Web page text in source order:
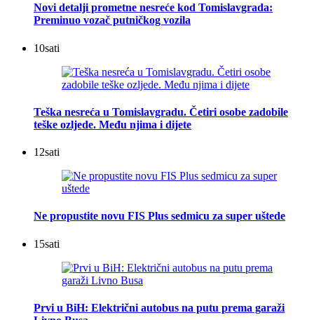
Novi detalji prometne nesreće kod Tomislavgrada:
Preminuo vozač putničkog vozila
10sati
Teška nesreća u Tomislavgradu. Četiri osobe zadobile
teške ozljede. Među njima i dijete
12sati
Ne propustite novu FIS Plus sedmicu za super uštede
15sati
Prvi u BiH: Električni autobus na putu prema garaži